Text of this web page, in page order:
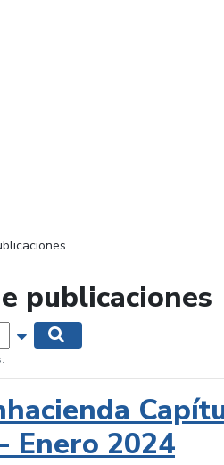
publicaciones
Mostrar opciones de búsqueda
Enero 2024